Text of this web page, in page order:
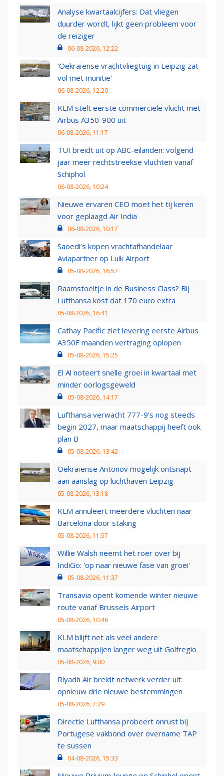
Analyse kwartaalcijfers: Dat vliegen
duurder wordt, lijkt geen probleem voor
de reiziger
06-08-2026, 12:22
'Oekraïense vrachtvliegtuig in Leipzig zat
vol met munitie'
06-08-2026, 12:20
KLM stelt eerste commerciële vlucht met
Airbus A350-900 uit
06-08-2026, 11:17
TUI breidt uit op ABC-eilanden: volgend
jaar meer rechtstreekse vluchten vanaf
Schiphol
06-08-2026, 10:24
Nieuwe ervaren CEO moet het tij keren
voor geplaagd Air India
06-08-2026, 10:17
Saoedi’s kopen vrachtafhandelaar
Aviapartner op Luik Airport
05-08-2026, 16:57
Raamstoeltje in de Business Class? Bij
Lufthansa kost dat 170 euro extra
05-08-2026, 16:41
Cathay Pacific ziet levering eerste Airbus
A350F maanden vertraging oplopen
05-08-2026, 15:25
El Al noteert snelle groei in kwartaal met
minder oorlogsgeweld
05-08-2026, 14:17
Lufthansa verwacht 777-9’s nog steeds
begin 2027, maar maatschappij heeft ook
plan B
05-08-2026, 13:42
Oekraïense Antonov mogelijk ontsnapt
aan aanslag op luchthaven Leipzig
05-08-2026, 13:18
KLM annuleert meerdere vluchten naar
Barcelona door staking
05-08-2026, 11:57
Willie Walsh neemt het roer over bij
IndiGo: 'op naar nieuwe fase van groei'
05-08-2026, 11:37
Transavia opent komende winter nieuwe
route vanaf Brussels Airport
05-08-2026, 10:46
KLM blijft net als veel andere
maatschappijen langer weg uit Golfregio
05-08-2026, 9:00
Riyadh Air breidt netwerk verder uit:
opnieuw drie nieuwe bestemmingen
05-08-2026, 7:29
Directie Lufthansa probeert onrust bij
Portugese vakbond over overname TAP
te sussen
04-08-2026, 15:33